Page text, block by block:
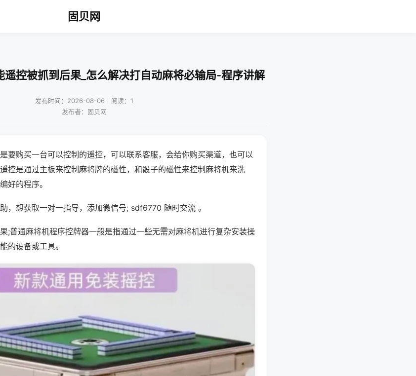
固贝网
遥控被抓到后果_怎么解决打自动麻将必输局-程序讲解
发布时间：2026-08-06｜阅读：1
发布者：固贝网
要购买一台可以控制的遥控，可以联系客服，会给你购买渠道，也可以
控是通过主板来控制麻将牌的磁性，和骰子的磁性来控制麻将机来洗
好的程序。
，想获取一对一指导，添加微信号; sdf6770 随时交流 。
;普通麻将机程序控牌器一般是指通过一些无需对麻将机进行复杂安装操
的设备或工具。